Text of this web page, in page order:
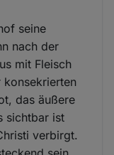
seine
nach der
mit Fleisch
das äußere
sichtbar ist
verbirgt.